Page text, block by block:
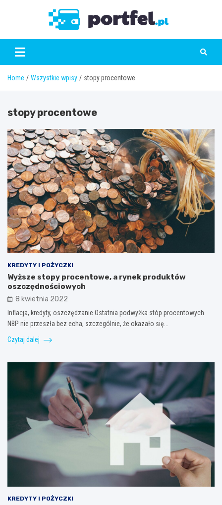
Home Wszystkie wpisy stopy procentowe
stopy procentowe
KREDYTY I POŻYCZKI
Wyższe stopy procentowe, a rynek produktów
oszczędnościowych
8 kwietnia 2022
Inflacja, kredyty, oszczędzanie Ostatnia podwyżka stóp procentowych
NBP nie przeszła bez echa, szczególnie, że okazało się…
Czytaj dalej
KREDYTY I POŻYCZKI